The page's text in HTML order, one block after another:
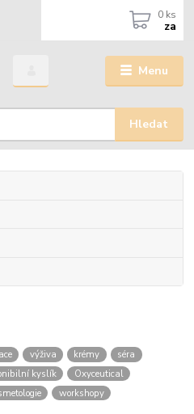
Menu
Hledat
0 ks
za
výživa krémy
séra
kyslík
Oxyceutical
workshopy